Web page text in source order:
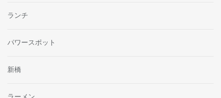
ランチ
パワースポット
新橋